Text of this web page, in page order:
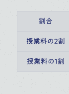
割合
授業料の2割
授業料の1割